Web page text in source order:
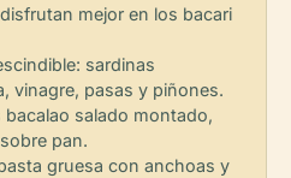
mejor en los bacari
sardinas
vinagre, pasas y piñones.
bacalao salado montado,
pan.
gruesa con anchoas y